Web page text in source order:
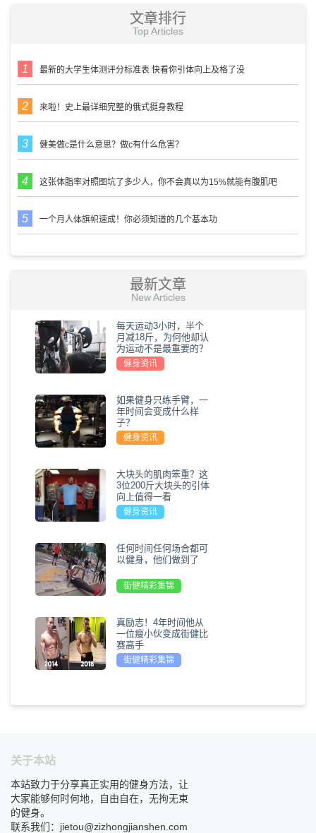
文章排行
Top Articles
最新的大学生体测评分标准表 快看你引体向上及格了没
来啦！史上最详细完整的俄式挺身教程
健美做c是什么意思？做c有什么危害？
这张体脂率对照图坑了多少人，你不会真以为15%就能有腹肌吧
一个月人体旗帜速成！你必须知道的几个基本功
最新文章
New Articles
每天运动3小时，半个
月减18斤，为何他却认
为运动不是最重要的？
健身资讯
如果健身只练手臂，一
年时间会变成什么样
子？
健身资讯
大块头的肌肉笨重？这
3位200斤大块头的引体
向上值得一看
健身资讯
任何时间任何场合都可
以健身，他们做到了
街健精彩集锦
真励志！4年时间他从
一位瘦小伙变成街健比
赛高手
街健精彩集锦
关于本站
本站致力于分享真正实用的健身方法，让
大家能够何时何地，自由自在，无拘无束
的健身。
联系我们：jietou@zizhongjianshen.com